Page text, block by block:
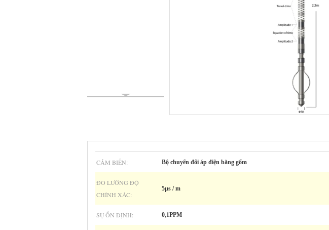
CẢM BIẾN: Bộ chuyển đổi áp điện bằng gốm
ĐO LƯỜNG ĐỘ
CHÍNH XÁC:
5μs / m
SỰ ỔN ĐỊNH: 0,1PPM